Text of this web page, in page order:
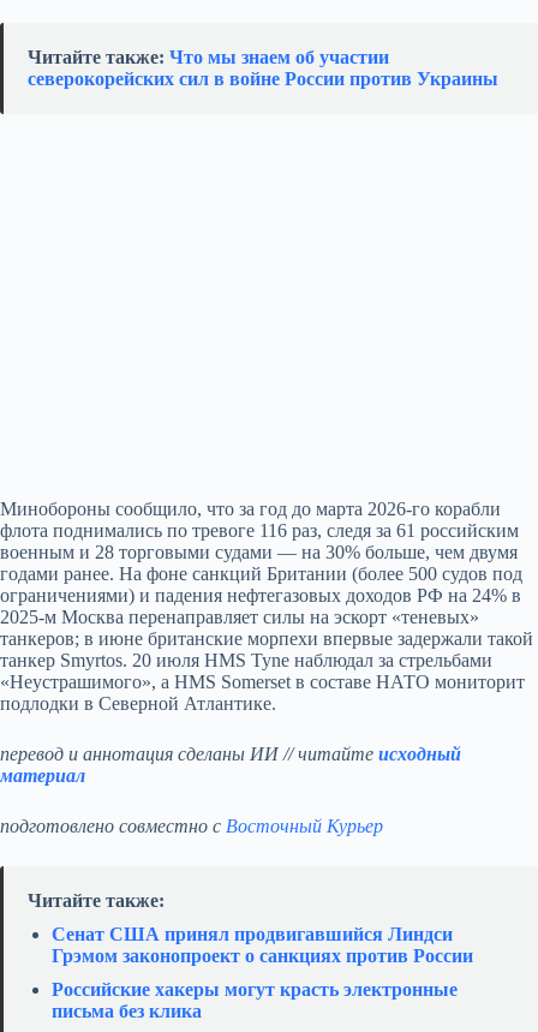
Читайте также: Что мы знаем об участии
северокорейских сил в войне России против Украины
Минобороны сообщило, что за год до марта 2026-го корабли
флота поднимались по тревоге 116 раз, следя за 61 российским
военным и 28 торговыми судами — на 30% больше, чем двумя
годами ранее. На фоне санкций Британии (более 500 судов под
ограничениями) и падения нефтегазовых доходов РФ на 24% в
2025-м Москва перенаправляет силы на эскорт «теневых»
танкеров; в июне британские морпехи впервые задержали такой
танкер Smyrtos. 20 июля HMS Tyne наблюдал за стрельбами
«Неустрашимого», а HMS Somerset в составе НАТО мониторит
подлодки в Северной Атлантике.
перевод и аннотация сделаны ИИ // читайте исходный
материал
подготовлено совместно с Восточный Курьер
Читайте также:
Сенат США принял продвигавшийся Линдси
Грэмом законопроект о санкциях против России
Российские хакеры могут красть электронные
письма без клика